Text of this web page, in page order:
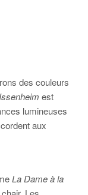
des couleurs
est
lumineuses
aux
La Dame à la